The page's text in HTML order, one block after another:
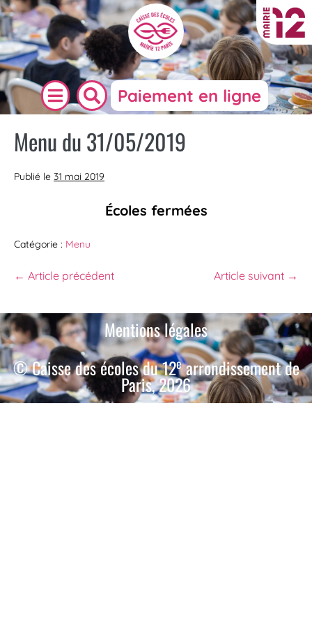
Paiement en ligne
Menu du 31/05/2019
Publié le 31 mai 2019
Écoles fermées
Catégorie : Menu
← Article précédent Article suivant →
Mentions légales
© Caisse des écoles du 12earrondissement de
Paris, 2026